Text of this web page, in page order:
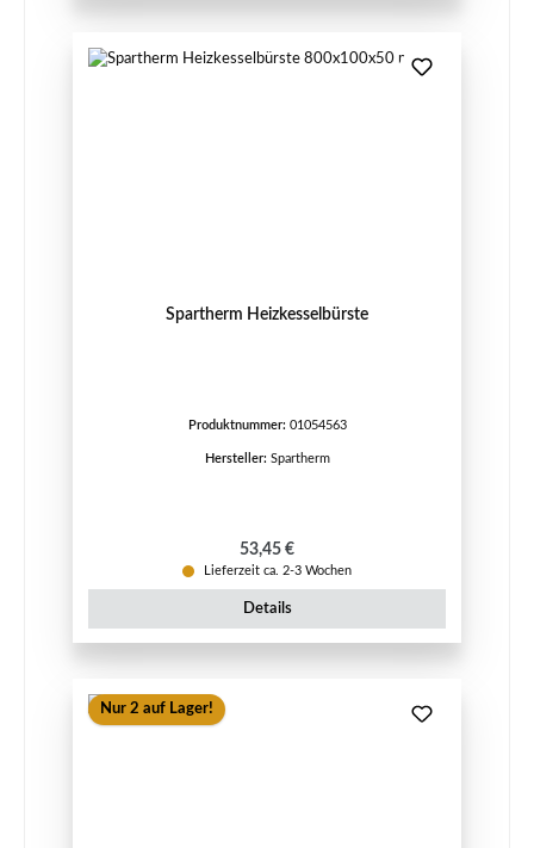
Spartherm Heizkesselbürste
Produktnummer: 01054563
Hersteller: Spartherm
Regulärer Preis:
53,45 €
Lieferzeit ca. 2-3 Wochen
Details
Nur 2 auf Lager!